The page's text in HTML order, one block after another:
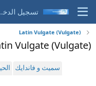
Latin Vulgate (Vulgate)
Vulgate (Vulgate)
سميث و فاندايك